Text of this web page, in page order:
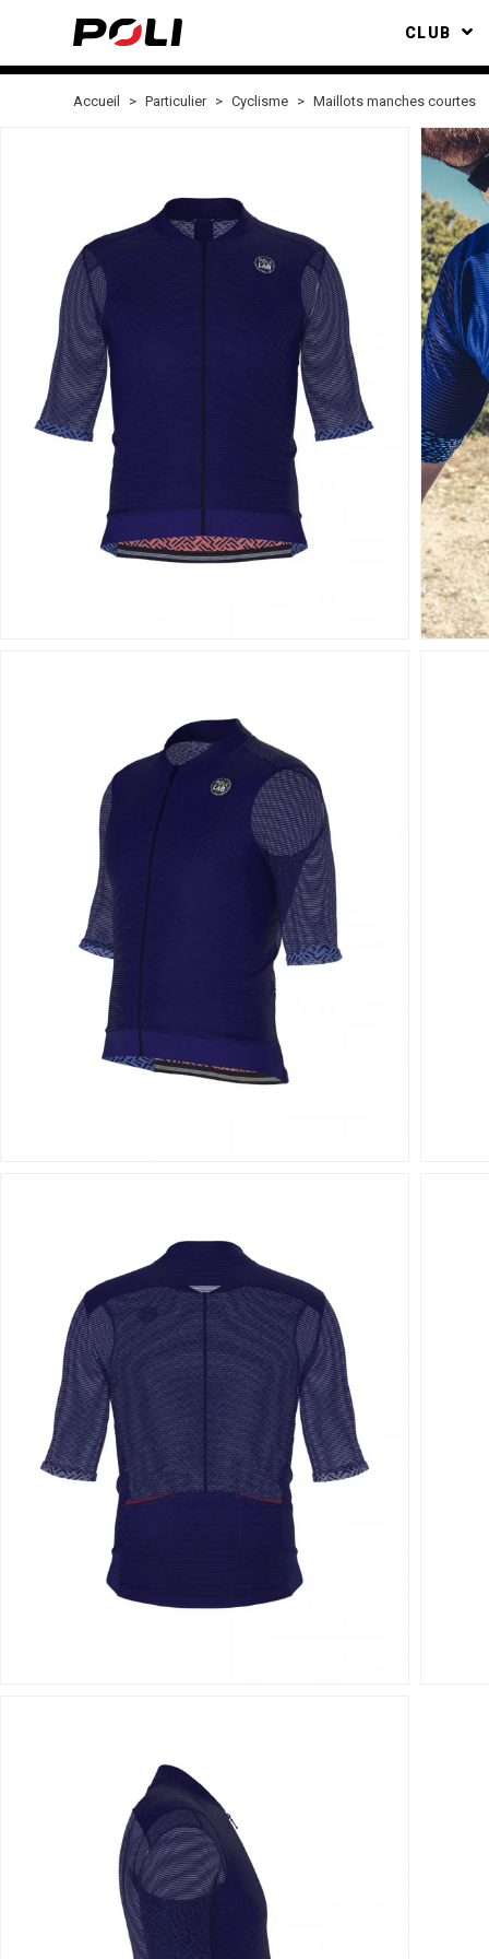
CLUB
Accueil Particulier Cyclisme Maillots manches courtes